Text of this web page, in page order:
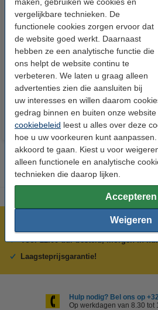
vergelijkbare technieken. De
functionele cookies zorgen ervoor dat
de website goed werkt. Daarnaast
hebben ze een analytische functie die
ons helpt de website continu te
verbeteren. We laten u graag alleen
advertenties zien die aansluiten bij
uw interesses en willen daarom
gedrag binnen en buiten onze
cookiebeleid leest u alles over deze
hoe u uw voorkeuren kunt
akkoord te gaan. Kiest u voor
alleen functionele en analytische
technieken die daarop lijken.
Accepteren
Weigeren
123inkt kopieerpapier 1 pak van
500 vellen A4 - 80 g/m²
€ 7,25 Incl. 21% btw
Meer dan 5 miljoen klanten!
Voor 22.00 uur besteld, morgen in
Laagsteprijsgarantie!
Hulp nodig? Bel ons op
Op werkdagen van 8.30 tot